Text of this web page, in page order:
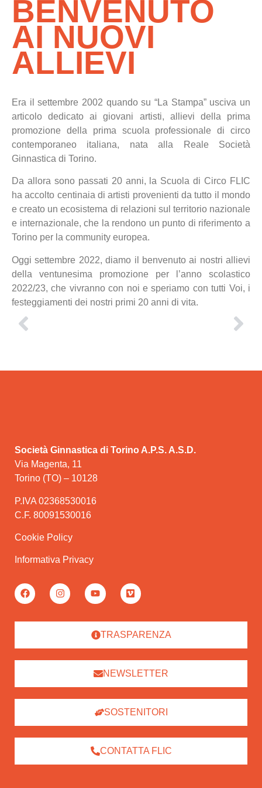
BENVENUTO
AI NUOVI
ALLIEVI
Era il settembre 2002 quando su “La Stampa” usciva un
articolo dedicato ai giovani artisti, allievi della prima
promozione della prima scuola professionale di circo
contemporaneo italiana, nata alla Reale Società
Ginnastica di Torino.
Da allora sono passati 20 anni, la Scuola di Circo FLIC
ha accolto centinaia di artisti provenienti da tutto il mondo
e creato un ecosistema di relazioni sul territorio nazionale
e internazionale, che la rendono un punto di riferimento a
Torino per la community europea.
Oggi settembre 2022, diamo il benvenuto ai nostri allievi
della ventunesima promozione per l’anno scolastico
2022/23, che vivranno con noi e speriamo con tutti Voi, i
festeggiamenti dei nostri primi 20 anni di vita.
Società Ginnastica di Torino A.P.S. A.S.D.
Via Magenta, 11
Torino (TO) – 10128
P.IVA 02368530016
C.F. 80091530016
Cookie Policy
Informativa Privacy
TRASPARENZA
NEWSLETTER
SOSTENITORI
CONTATTA FLIC